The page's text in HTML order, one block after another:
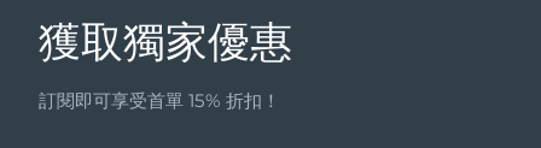
獲取獨家優惠
訂閱即可享受首單 15% 折扣！